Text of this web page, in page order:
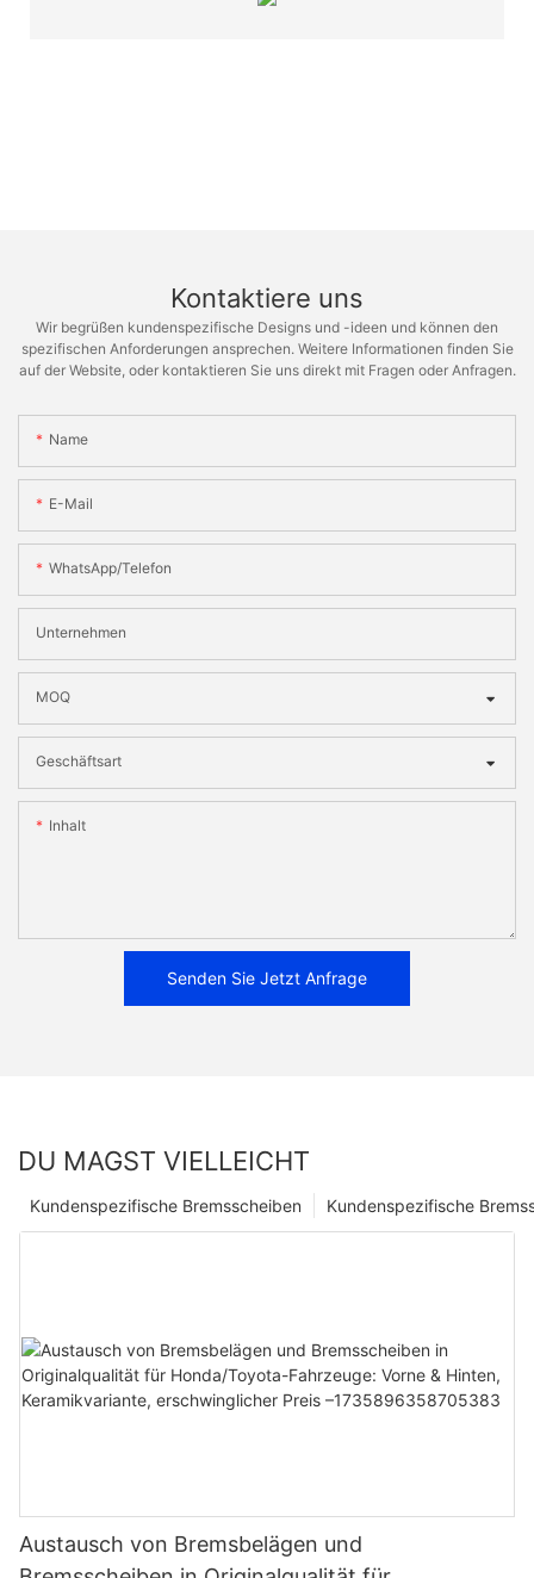
Kontaktiere uns
Wir begrüßen kundenspezifische Designs und -ideen und können den
spezifischen Anforderungen ansprechen. Weitere Informationen finden Sie
auf der Website, oder kontaktieren Sie uns direkt mit Fragen oder Anfragen.
Name
E-Mail
WhatsApp/Telefon
Unternehmen
MOQ
Geschäftsart
Inhalt
Senden Sie Jetzt Anfrage
DU MAGST VIELLEICHT
Kundenspezifische
Kundenspezifische Bremsscheiben
Austausch von Bremsbelägen und